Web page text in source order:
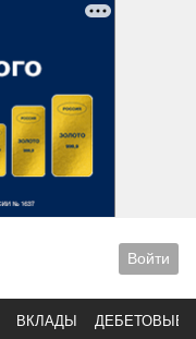
Войти
ВКЛАДЫ ДЕБЕТОВЫЕ